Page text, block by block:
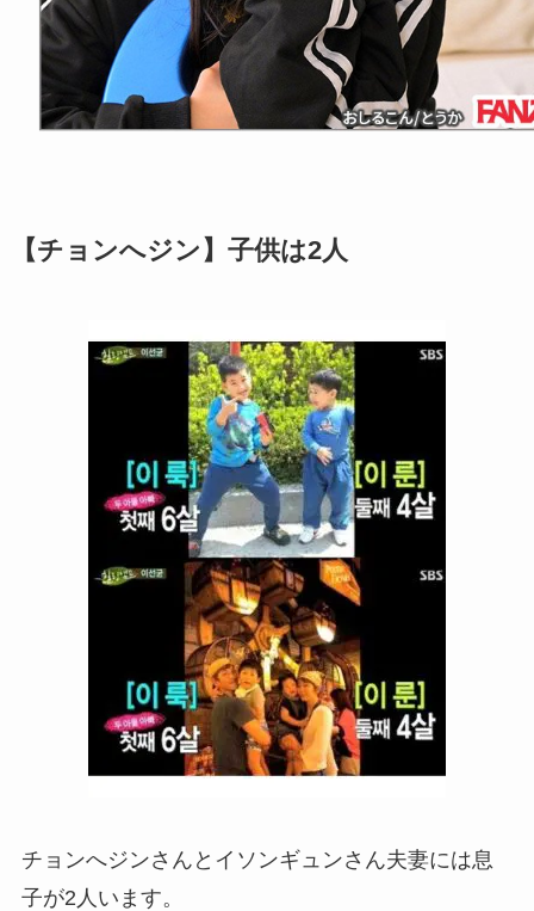
【チョンへジン】子供は2人
チョンへジンさんとイソンギュンさん夫妻には息
子が2人います。